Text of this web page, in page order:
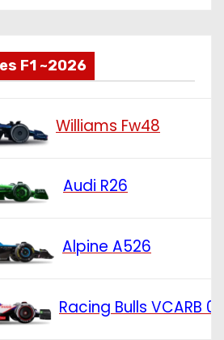
F1 ~2026
Williams Fw48
Audi R26
Alpine A526
Racing Bulls VCARB 03